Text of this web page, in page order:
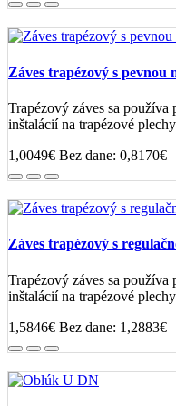
Záves trapézový s pevnou
Trapézový záves sa
inštalácií na trapézové
1,0049€ Bez dane: 0,8170€
Záves trapézový s
Trapézový záves sa
inštalácií na trapézové
1,5846€ Bez dane: 1,2883€